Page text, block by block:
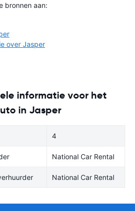
bronnen aan:
over Jasper
informatie voor het
in Jasper
4
National Car Rental
National Car Rental